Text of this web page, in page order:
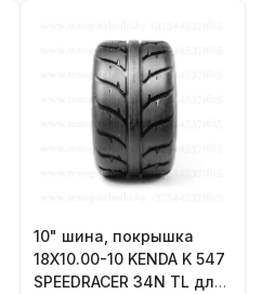
10" шина, покрышка
18X10.00-10 KENDA K 547
SPEEDRACER 34N TL для